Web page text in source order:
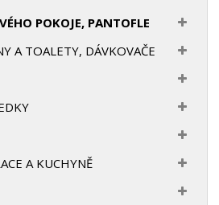
POKOJE, PANTOFLE
A TOALETY, DÁVKOVAČE
A KUCHYNĚ